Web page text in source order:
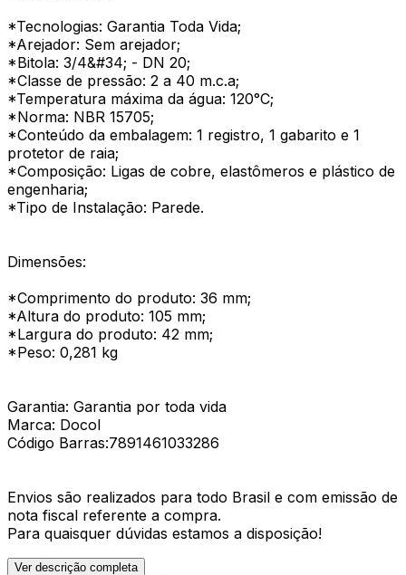
*Tecnologias: Garantia Toda Vida;
*Arejador: Sem arejador;
*Bitola: 3/4&#34; - DN 20;
*Classe de pressão: 2 a 40 m.c.a;
*Temperatura máxima da água: 120°C;
*Norma: NBR 15705;
*Conteúdo da embalagem: 1 registro, 1 gabarito e 1
protetor de raia;
*Composição: Ligas de cobre, elastômeros e plástico de
engenharia;
*Tipo de Instalação: Parede.
Dimensões:
*Comprimento do produto: 36 mm;
*Altura do produto: 105 mm;
*Largura do produto: 42 mm;
*Peso: 0,281 kg
Garantia: Garantia por toda vida
Marca: Docol
Código Barras:7891461033286
Envios são realizados para todo Brasil e com emissão de
nota fiscal referente a compra.
Para quaisquer dúvidas estamos a disposição!
Ver descrição completa